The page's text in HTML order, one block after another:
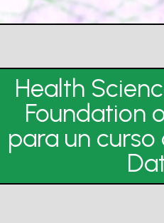
Health
Foundation
para un